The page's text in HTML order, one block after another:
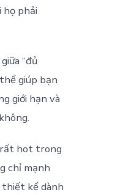
họ phải
“đủ
giúp bạn
giới hạn và
rất hot trong
chỉ mạnh
thiết kế dành